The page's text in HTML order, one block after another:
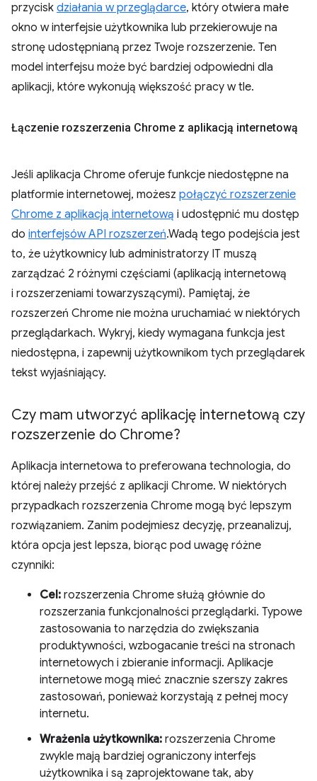
przycisk działania w przeglądarce, który otwiera małe
okno w interfejsie użytkownika lub przekierowuje na
stronę udostępnianą przez Twoje rozszerzenie. Ten
model interfejsu może być bardziej odpowiedni dla
aplikacji, które wykonują większość pracy w tle.
Łączenie rozszerzenia Chrome z aplikacją internetową
Jeśli aplikacja Chrome oferuje funkcje niedostępne na
platformie internetowej, możesz połączyć rozszerzenie
Chrome z aplikacją internetową i udostępnić mu dostęp
do interfejsów API rozszerzeń.Wadą tego podejścia jest
to, że użytkownicy lub administratorzy IT muszą
zarządzać 2 różnymi częściami (aplikacją internetową
i rozszerzeniami towarzyszącymi). Pamiętaj, że
rozszerzeń Chrome nie można uruchamiać w niektórych
przeglądarkach. Wykryj, kiedy wymagana funkcja jest
niedostępna, i zapewnij użytkownikom tych przeglądarek
tekst wyjaśniający.
Czy mam utworzyć aplikację internetową czy
rozszerzenie do Chrome?
Aplikacja internetowa to preferowana technologia, do
której należy przejść z aplikacji Chrome. W niektórych
przypadkach rozszerzenia Chrome mogą być lepszym
rozwiązaniem. Zanim podejmiesz decyzję, przeanalizuj,
która opcja jest lepsza, biorąc pod uwagę różne
czynniki:
Cel: rozszerzenia Chrome służą głównie do
rozszerzania funkcjonalności przeglądarki. Typowe
zastosowania to narzędzia do zwiększania
produktywności, wzbogacanie treści na stronach
internetowych i zbieranie informacji. Aplikacje
internetowe mogą mieć znacznie szerszy zakres
zastosowań, ponieważ korzystają z pełnej mocy
internetu.
Wrażenia użytkownika: rozszerzenia Chrome
zwykle mają bardziej ograniczony interfejs
użytkownika i są zaprojektowane tak, aby